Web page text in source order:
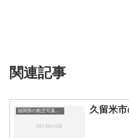
関連記事
福岡県の航空写真・空中写真 久留米